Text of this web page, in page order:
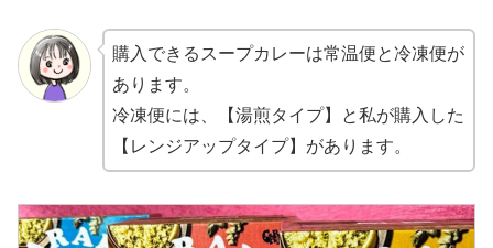
購入できるスープカレーは常温便と冷凍便が
あります。
冷凍便には、【湯煎タイプ】と私が購入した
【レンジアップタイプ】があります。